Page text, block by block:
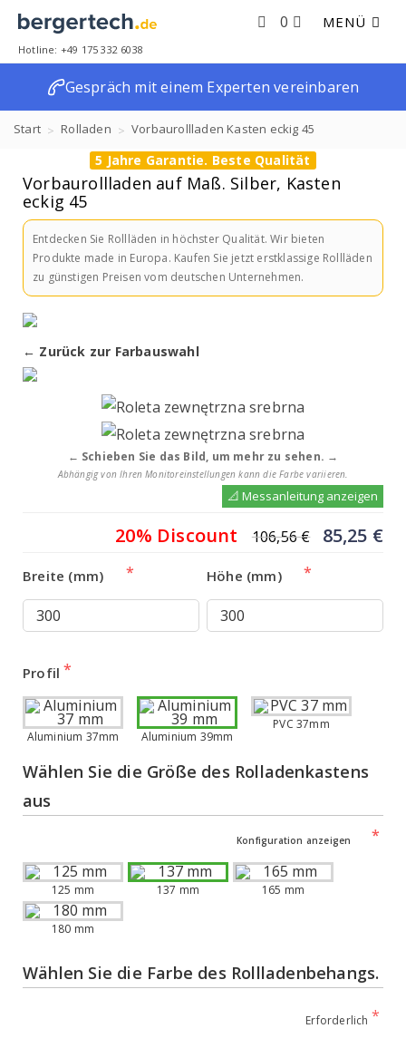
MENÜ
0
Hotline: +49 175 332 6038
Gespräch mit einem Experten vereinbaren
Start Rolladen Vorbaurollladen Kasten eckig 45
Vorbaurollladen auf Maß. Silber, Kasten eckig 45
Vorbaurollladen auf Maß. Silber, Kasten
eckig 45
Entdecken Sie Rollläden in höchster Qualität. Wir bieten
Produkte made in Europa. Kaufen Sie jetzt erstklassige Rollläden
zu günstigen Preisen vom deutschen Unternehmen.
← Zurück zur Farbauswahl
← Schieben Sie das Bild, um mehr zu sehen. →
Abhängig von Ihren Monitoreinstellungen kann die Farbe variieren.
📐 Messanleitung anzeigen
20% Discount 106,56€
war:
106,56 €
85,25 €
5 Jahre Garantie. Beste Qualität
Breite (mm) Höhe (mm)
Profil
Aluminium 37mm Aluminium 39mm
PVC 37mm
Wählen Sie die Größe des Rolladenkastens
aus
Konfiguration anzeigen
125 mm 137 mm 165 mm
180 mm
Wählen Sie die Farbe des Rollladenbehangs.
Erforderlich